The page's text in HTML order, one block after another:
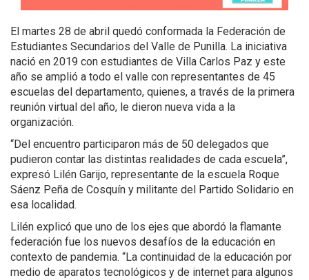
El martes 28 de abril quedó conformada la Federación de
Estudiantes Secundarios del Valle de Punilla. La iniciativa
nació en 2019 con estudiantes de Villa Carlos Paz y este
año se amplió a todo el valle con representantes de 45
escuelas del departamento, quienes, a través de la primera
reunión virtual del año, le dieron nueva vida a la
organización.
“Del encuentro participaron más de 50 delegados que
pudieron contar las distintas realidades de cada escuela”,
expresó Lilén Garijo, representante de la escuela Roque
Sáenz Peña de Cosquín y militante del Partido Solidario en
esa localidad.
Lilén explicó que uno de los ejes que abordó la flamante
federación fue los nuevos desafíos de la educación en
contexto de pandemia. “La continuidad de la educación por
medio de aparatos tecnológicos y de internet para algunos